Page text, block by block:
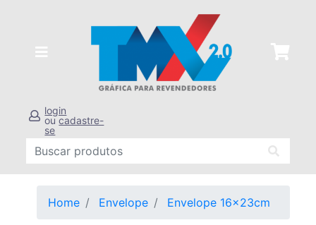
login
oucadastre-
se
Home Envelope Envelope 16x23cm